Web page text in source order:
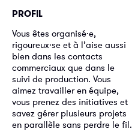
PROFIL
Vous êtes organisé·e,
rigoureux·se et à l’aise aussi
bien dans les contacts
commerciaux que dans le
suivi de production. Vous
aimez travailler en équipe,
vous prenez des initiatives et
savez gérer plusieurs projets
en parallèle sans perdre le fil.